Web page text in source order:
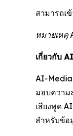
สามารถเ
หมายเหตุ
เกี่ยวกับ
AI-Media
มอบความ
เสียงพูด AI
สำหรับข้อ